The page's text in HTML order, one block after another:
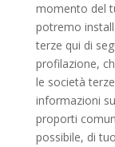
momento del
potremo
terze qui di
profilazione,
le società
informazioni
proporti
possibile, di